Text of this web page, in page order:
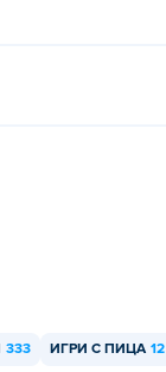
333 ИГРИ С ПИЦА 12